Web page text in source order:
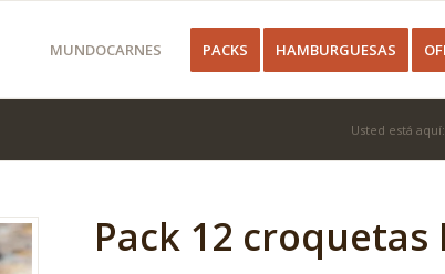
MUNDOCARNES PACKS HAMBURGUESAS
Usted está aquí:
Pack 12